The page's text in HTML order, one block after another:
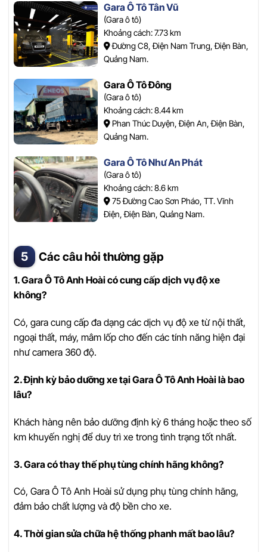
Gara Ô Tô Tân Vũ
(Gara ô tô)
Khoảng cách: 7.73 km
Đường C8, Điện Nam Trung, Điện Bàn,
Quảng Nam.
Gara Ô Tô Đông
(Gara ô tô)
Khoảng cách: 8.44 km
Phan Thúc Duyện, Điện An, Điện Bàn,
Quảng Nam.
Gara Ô Tô Như An Phát
(Gara ô tô)
Khoảng cách: 8.6 km
75 Đường Cao Sơn Pháo, TT. Vĩnh
Điện, Điện Bàn, Quảng Nam.
Các câu hỏi thường gặp
1. Gara Ô Tô Anh Hoài có cung cấp dịch vụ độ xe
không?
Có, gara cung cấp đa dạng các dịch vụ độ xe từ nội thất,
ngoại thất, máy, mâm lốp cho đến các tính năng hiện đại
như camera 360 độ.
2. Định kỳ bảo dưỡng xe tại Gara Ô Tô Anh Hoài là bao
lâu?
Khách hàng nên bảo dưỡng định kỳ 6 tháng hoặc theo số
km khuyến nghị để duy trì xe trong tình trạng tốt nhất.
3. Gara có thay thế phụ tùng chính hãng không?
Có, Gara Ô Tô Anh Hoài sử dụng phụ tùng chính hãng,
đảm bảo chất lượng và độ bền cho xe.
4. Thời gian sửa chữa hệ thống phanh mất bao lâu?